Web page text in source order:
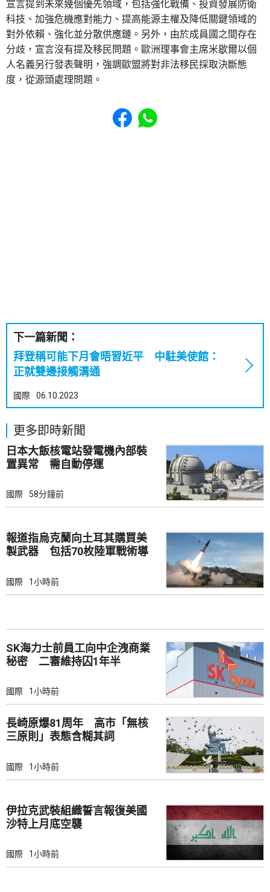
宣言提到未來幾個優先領域，包括強化戰備、投資發展防衛
科技、加強危機應對能力、提高能源主權及降低關鍵領域的
對外依賴、強化並分散供應鏈。另外，由於成員國之間存在
分歧，宣言沒有提及移民問題。歐洲理事會主席米歇爾以個
人名義另行發表聲明，強調歐盟將對非法移民採取決斷態
度，從源頭處理問題。
Share to Facebook
Share to WhatsApp
下一篇新聞：
拜登稱可能下月會晤習近平 中駐美使館：
正就雙邊接觸溝通
國際 06.10.2023
更多即時新聞
日本大飯核電站發電機內部裝
置異常 需自動停運
國際 58分鐘前
報道指烏克蘭向土耳其購買美
製武器 包括70枚陸軍戰術導
國際 1小時前
SK海力士前員工向中企洩商業
秘密 二審維持囚1年半
國際 1小時前
長崎原爆81周年 高市「無核
三原則」表態含糊其詞
國際 1小時前
伊拉克武裝組織誓言報復美國
沙特上月底空襲
國際 1小時前